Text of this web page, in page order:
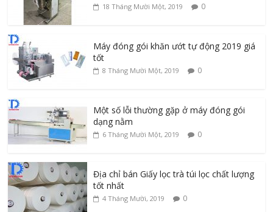
18 Tháng Mười Một, 2019 0
Máy đóng gói khăn ướt tự động 2019 giá
tốt
8 Tháng Mười Một, 2019 0
Một số lỗi thường gặp ở máy đóng gói
dạng nằm
6 Tháng Mười Một, 2019 0
Địa chỉ bán Giấy lọc trà túi lọc chất lượng
tốt nhất
4 Tháng Mười, 2019 0